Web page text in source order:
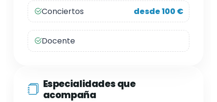
Conciertos desde 100 €
Docente
Especialidades que
acompaña